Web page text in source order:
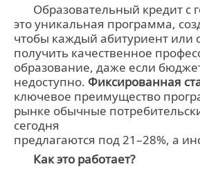
Образовательный кредит с
это уникальная программа,
чтобы каждый абитуриент или
получить качественное
образование, даже если
недоступно. Фиксированная
ключевое преимущество
рынке обычные
сегодня
предлагаются под 21–28%, а
Как это работает?